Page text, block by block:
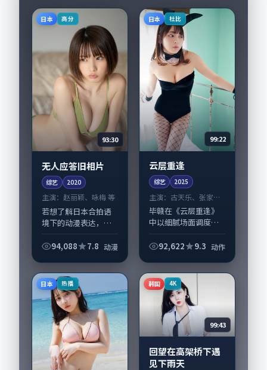
日本 高分
93:30
无人应答旧相片
综艺 2020
主演： 赵丽颖、咏梅 等
若想了解日本合拍语
境下的动漫表达，
值得关注：剧情侧重
梅与配角群戏并重。
影片2020年面世后...
94,088 7.8 动漫
日本 杜比
99:22
云层重逢
综艺 2025
主演： 古天乐、张家辉
等
毕赣在《云层重逢》
中以细腻场面调度呈
乐、张家辉领衔的表
完成制作协同，2025-
07-23纳入...
92,622 9.3 动作
日本 热播 韩国 4K
99:43
回望在高架桥下遇
见下雨天